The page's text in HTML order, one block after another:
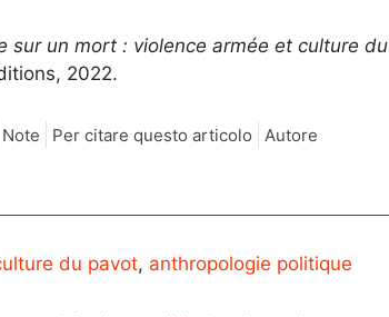
sur un mort : violence armée et culture du
2022.
Note Per citare questo articolo Autore
du pavot, anthropologie politique